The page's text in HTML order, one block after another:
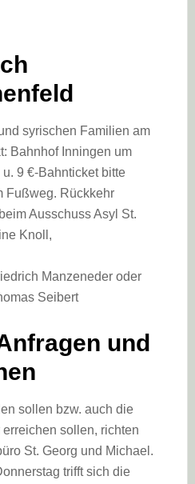
syrischen Familien am
Bahnhof Inningen um
9 €-Bahnticket bitte
Fußweg. Rückkehr
Ausschuss Asyl St.
Knoll,
Manzeneder oder
Seibert
und
sollen bzw. auch die
sollen, richten
St. Georg und Michael.
trifft sich die